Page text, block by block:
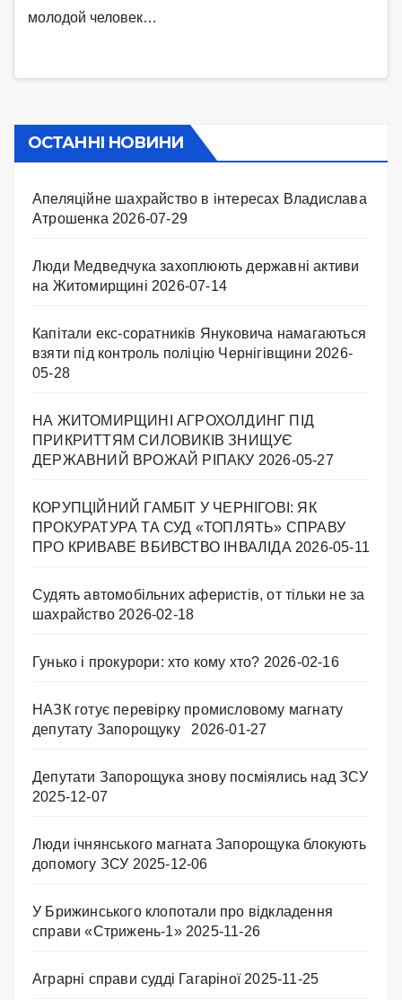
молодой человек…
ОСТАННІ НОВИНИ
Апеляційне шахрайство в інтересах Владислава
Атрошенка 2026-07-29
Люди Медведчука захоплюють державні активи
на Житомирщині 2026-07-14
Капітали екс-соратників Януковича намагаються
взяти під контроль поліцію Чернігівщини 2026-
05-28
НА ЖИТОМИРЩИНІ АГРОХОЛДИНГ ПІД
ПРИКРИТТЯМ СИЛОВИКІВ ЗНИЩУЄ
ДЕРЖАВНИЙ ВРОЖАЙ РІПАКУ ​ 2026-05-27
КОРУПЦІЙНИЙ ГАМБІТ У ЧЕРНІГОВІ: ЯК
ПРОКУРАТУРА ТА СУД «ТОПЛЯТЬ» СПРАВУ
ПРО КРИВАВЕ ВБИВСТВО ІНВАЛІДА 2026-05-11
Судять автомобільних аферистів, от тільки не за
шахрайство 2026-02-18
Гунько і прокурори: хто кому хто? 2026-02-16
НАЗК готує перевірку промисловому магнату
депутату Запорощуку
2026-01-27
Депутати Запорощука знову посміялись над ЗСУ
2025-12-07
Люди ічнянського магната Запорощука блокують
допомогу ЗСУ 2025-12-06
У Брижинського клопотали про відкладення
справи «Стрижень-1» 2025-11-26
Аграрні справи судді Гагаріної 2025-11-25